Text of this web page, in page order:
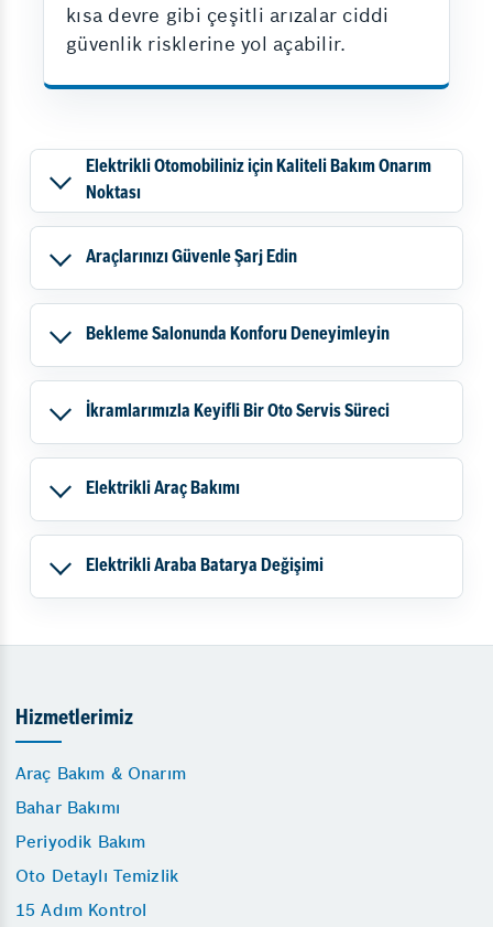
kısa devre gibi çeşitli arızalar ciddi
güvenlik risklerine yol açabilir.
Elektrikli Otomobiliniz için Kaliteli Bakım Onarım
Noktası
Araçlarınızı Güvenle Şarj Edin
Bekleme Salonunda Konforu Deneyimleyin
İkramlarımızla Keyifli Bir Oto Servis Süreci
Elektrikli Araç Bakımı
Elektrikli Araba Batarya Değişimi
Hizmetlerimiz
Araç Bakım & Onarım
Bahar Bakımı
Periyodik Bakım
Oto Detaylı Temizlik
15 Adım Kontrol